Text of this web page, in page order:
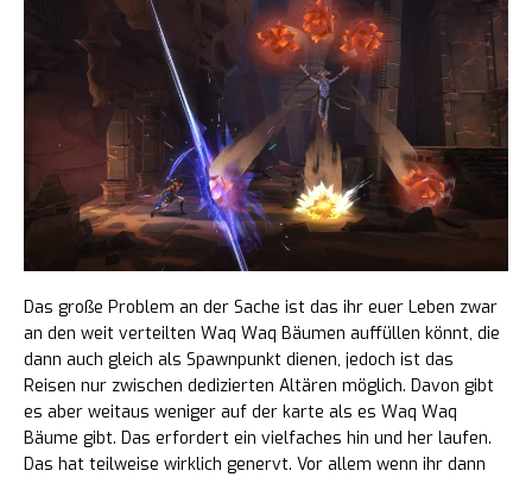
Das große Problem an der Sache ist das ihr euer Leben zwar
an den weit verteilten Waq Waq Bäumen auffüllen könnt, die
dann auch gleich als Spawnpunkt dienen, jedoch ist das
Reisen nur zwischen dedizierten Altären möglich. Davon gibt
es aber weitaus weniger auf der karte als es Waq Waq
Bäume gibt. Das erfordert ein vielfaches hin und her laufen.
Das hat teilweise wirklich genervt. Vor allem wenn ihr dann